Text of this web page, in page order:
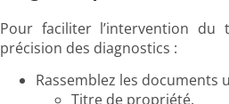
Pour faciliter l’intervention du
précision des diagnostics :
Rassemblez les documents
Titre de propriété.